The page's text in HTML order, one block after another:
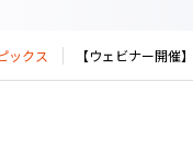
ックス 【ウェビナー開催